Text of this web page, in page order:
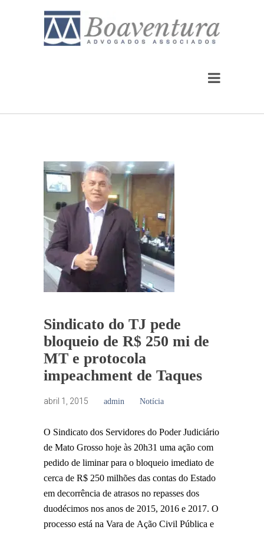
Sindicato do TJ pede
bloqueio de R$ 250 mi de
MT e protocola
impeachment de Taques
abril 1, 2015 admin Notícia
O Sindicato dos Servidores do Poder Judiciário
de Mato Grosso hoje às 20h31 uma ação com
pedido de liminar para o bloqueio imediato de
cerca de R$ 250 milhões das contas do Estado
em decorrência de atrasos no repasses dos
duodécimos nos anos de 2015, 2016 e 2017. O
processo está na Vara de Ação Civil Pública e